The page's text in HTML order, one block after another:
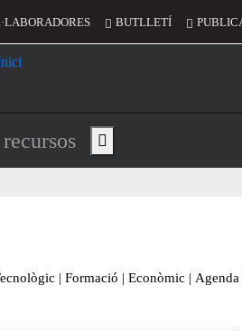
BUTLLETÍ
de
recursos Show main menu
| Formació | Econòmic | Agenda